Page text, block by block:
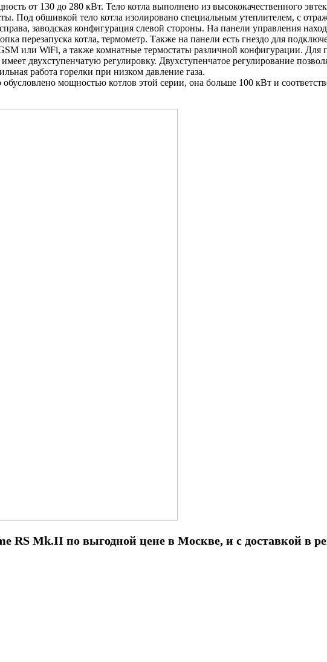
от 130 до 280 кВт. Тело котла выполнено из высококачественного
Под обшивкой тело котла изолировано специальным утеплителем, с
заводская конфигурация слевой стороны. На панели управления
перезапуска котла, термометр. Также на панели есть гнездо для
или WiFi, а также комнатные термостаты различной конфигурации. Для
двухступенчатую регулировку. Двухступенчатое регулирование
работа горелки при низком давление газа.
мощностью котлов этой серии, она больше 100 кВт и
RS Mk.II по выгодной цене в Москве, и с доставкой в